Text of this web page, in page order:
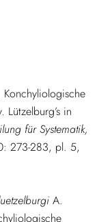
Lützelburg’s in
für Systematik,
273-283, pl. 5,
A.